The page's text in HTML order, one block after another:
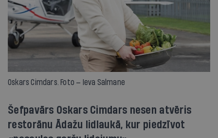
Oskars Cimdars. Foto — Ieva Salmane
Šefpavārs Oskars Cimdars nesen atvēris
restorānu Ādažu lidlaukā, kur piedzīvot